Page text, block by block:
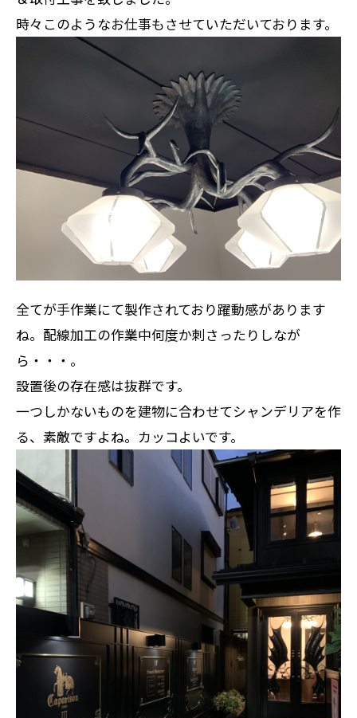
時々このようなお仕事もさせていただいております。
全てが手作業にて製作されており躍動感があります
ね。配線加工の作業中何度か刺さったりしなが
ら・・・。
設置後の存在感は抜群です。
一つしかないものを建物に合わせてシャンデリアを作
る、素敵ですよね。カッコよいです。